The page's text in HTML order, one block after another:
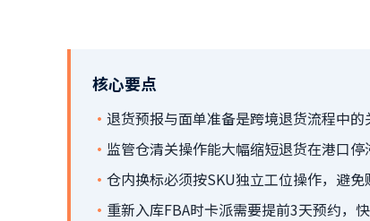
核心要点
· 退货预报与面单准备是跨境退货流程中的
· 监管仓清关操作能大幅缩短退货在港口停
· 仓内换标必须按SKU独立工位操作，避免
· 重新入库FBA时卡派需要提前3天预约，